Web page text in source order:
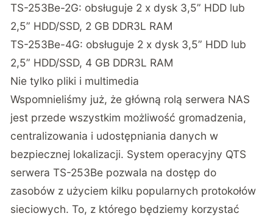
TS-253Be-2G: obsługuje 2 x dysk 3,5” HDD lub
2,5” HDD/SSD, 2 GB DDR3L RAM
TS-253Be-4G: obsługuje 2 x dysk 3,5” HDD lub
2,5” HDD/SSD, 4 GB DDR3L RAM
Nie tylko pliki i multimedia
Wspomnieliśmy już, że główną rolą serwera NAS
jest przede wszystkim możliwość gromadzenia,
centralizowania i udostępniania danych w
bezpiecznej lokalizacji. System operacyjny QTS
serwera TS-253Be pozwala na dostęp do
zasobów z użyciem kilku popularnych protokołów
sieciowych. To, z którego będziemy korzystać